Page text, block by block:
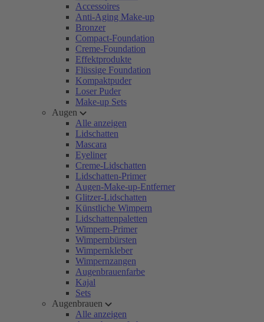
Accessoires
Anti-Aging Make-up
Bronzer
Compact-Foundation
Creme-Foundation
Effektprodukte
Flüssige Foundation
Kompaktpuder
Loser Puder
Make-up Sets
Augen
Alle anzeigen
Lidschatten
Mascara
Eyeliner
Creme-Lidschatten
Lidschatten-Primer
Augen-Make-up-Entferner
Glitzer-Lidschatten
Künstliche Wimpern
Lidschattenpaletten
Wimpern-Primer
Wimpernbürsten
Wimpernkleber
Wimpernzangen
Augenbrauenfarbe
Kajal
Sets
Augenbrauen
Alle anzeigen